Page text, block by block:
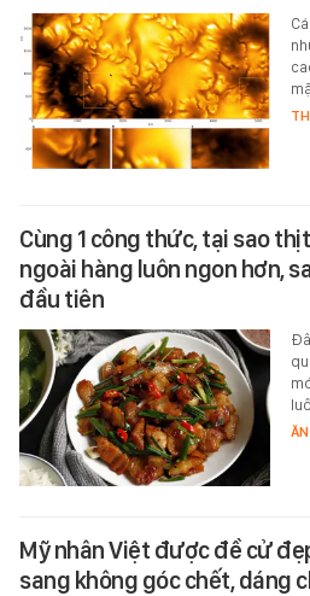
Cùng 1 công thức, tại sao
ngoài hàng luôn ngon hơn,
đầu tiên
Mỹ nhân Việt được đề cử
sang không góc chết, dáng